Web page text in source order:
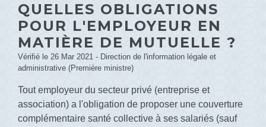
QUELLES OBLIGATIONS
POUR L'EMPLOYEUR EN
MATIÈRE DE MUTUELLE ?
Vérifié le 26 Mar 2021 - Direction de l'information légale et
administrative (Première ministre)
Tout employeur du secteur privé (entreprise et
association) a l'obligation de proposer une couverture
complémentaire santé collective à ses salariés (sauf